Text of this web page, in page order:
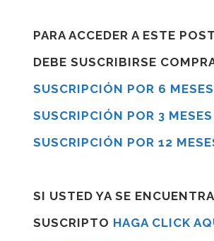
PARA ACCEDER A ESTE
DEBE SUSCRIBIRSE
SUSCRIPCIÓN POR 6 MESES
SUSCRIPCIÓN POR 3 MESES
SUSCRIPCIÓN POR 12
SI USTED YA SE ENCUENTRA
SUSCRIPTO HAGA CLICK